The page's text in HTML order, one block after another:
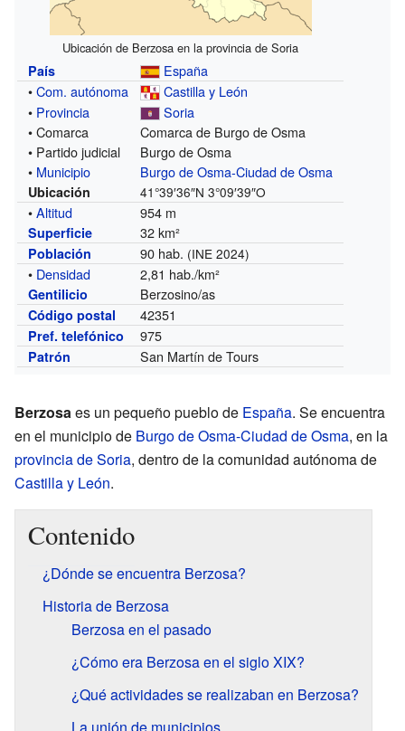
Ubicación de Berzosa en la provincia de Soria
País
España
•Com. autónoma
Castilla y León
• Provincia
Soria
• Comarca
Comarca de Burgo de Osma
• Partido judicial
Burgo de Osma
• Municipio Burgo de Osma-Ciudad de Osma
Ubicación 41°39′36″N 3°09′39″O
•Altitud 954 m
Superficie 32 km²
Población 90 hab. (INE 2024)
• Densidad 2,81 hab./km²
Gentilicio Berzosino/as
Código postal 42351
Pref. telefónico 975
Patrón San Martín de Tours
Berzosaes un pequeño pueblo de España. Se encuentra
en el municipio de Burgo de Osma-Ciudad de Osma, en la
provincia de Soria, dentro de la comunidad autónoma de
Castilla y León.
Contenido
¿Dónde se encuentra Berzosa?
Historia de Berzosa
Berzosa en el pasado
¿Cómo era Berzosa en el siglo XIX?
¿Qué actividades se realizaban en Berzosa?
La unión de municipios